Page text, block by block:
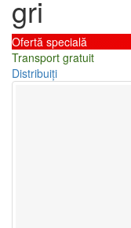
gri
Ofertă specială
Transport gratuit
Distribuiți